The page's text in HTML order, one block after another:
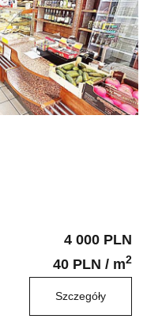
4 000 PLN
40 PLN / m2
Szczegóły